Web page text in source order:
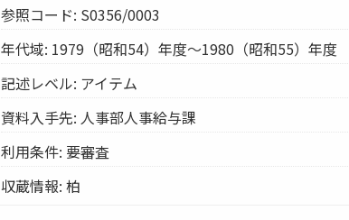
参照コード: S0356/0003
年代域: 1979（昭和54）年度～1980（昭和55）年度
記述レベル: アイテム
資料入手先: 人事部人事給与課
利用条件: 要審査
収蔵情報: 柏